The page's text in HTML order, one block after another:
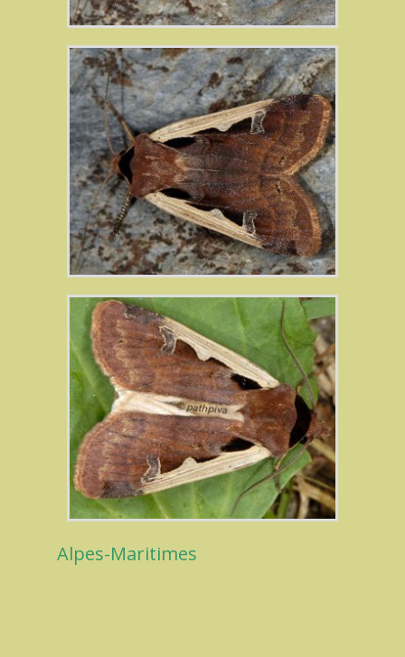
Alpes-Maritimes